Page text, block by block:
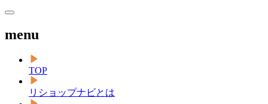
menu
TOP
リショップナビとは